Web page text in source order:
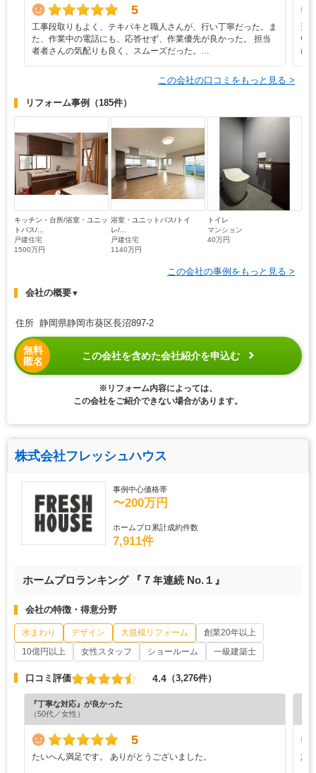
5
工事段取りもよく、テキパキと職人さんが、行い丁寧だった。ま
た、作業中の電話にも、応答せず、作業優先が良かった。 担当
者者さんの気配りも良く、スムーズだった。…
素
い
に
この会社の口コミをもっと見る >
リフォーム事例 （185件）
キッチン・台所/浴室・ユニッ
トバス/...
戸建住宅
1500万円
浴室・ユニットバス/トイ
レ/...
戸建住宅
1140万円
トイレ
マンション
40万円
この会社の事例をもっと見る >
会社の概要▼
住所 静岡県静岡市葵区長沼897-2
無料
匿名
この会社を含めた会社紹介を申込む
※リフォーム内容によっては、
この会社をご紹介できない場合があります。
株式会社フレッシュハウス
事例中心価格帯
〜200万円
ホームプロ累計成約件数
7,911件
ホームプロランキング 『７年連続 No.１』
会社の特徴・得意分野
水まわり デザイン 大規模リフォーム
創業20年以上
10億円以上
女性スタッフ ショールーム 一級建築士
口コミ評価 4.4 （3,276件）
『丁寧な対応』が良かった
（50代／女性）
5
たいへん満足です。 ありがとうございました。
施